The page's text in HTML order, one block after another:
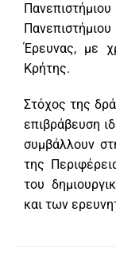
Έρευνας, με
Κρήτης.
Στόχος της
επιβράβευση
συμβάλλουν
της
του
και των